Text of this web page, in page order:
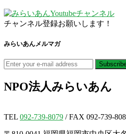
チャンネル登録お願いします！
みらいあんメルマガ
NPO法人みらいあん
TEL 092-739-8079 / FAX 092-739-